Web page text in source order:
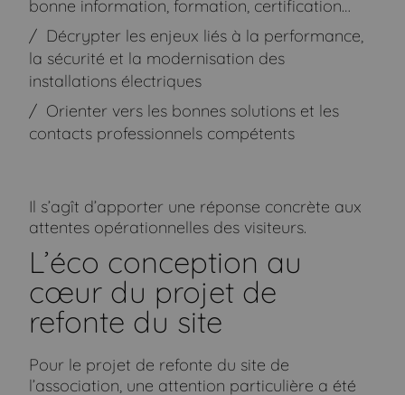
bonne information, formation, certification…
Décrypter les enjeux liés à la performance,
la sécurité et la modernisation des
installations électriques
Orienter vers les bonnes solutions et les
contacts professionnels compétents
Il s’agît d’apporter une réponse concrète aux
attentes opérationnelles des visiteurs.
L’éco conception au
cœur du projet de
refonte du site
Pour le projet de refonte du site de
l’association, une attention particulière a été